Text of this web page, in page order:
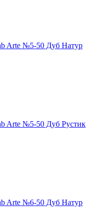
Arte №5-50 Дуб Натур
Arte №5-50 Дуб Рустик
Arte №6-50 Дуб Натур